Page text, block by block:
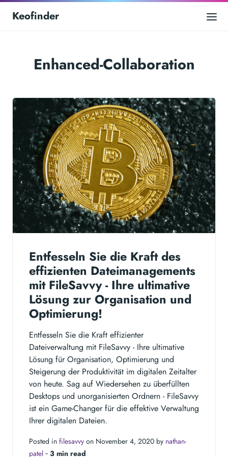
Keofinder
Enhanced-Collaboration
Entfesseln Sie die Kraft des
effizienten Dateimanagements
mit FileSavvy - Ihre ultimative
Lösung zur Organisation und
Optimierung!
Entfesseln Sie die Kraft effizienter
Dateiverwaltung mit FileSavvy - Ihre ultimative
Lösung für Organisation, Optimierung und
Steigerung der Produktivität im digitalen Zeitalter
von heute. Sag auf Wiedersehen zu überfüllten
Desktops und unorganisierten Ordnern - FileSavvy
ist ein Game-Changer für die effektive Verwaltung
Ihrer digitalen Dateien.
Posted in filesavvy on November 4, 2020 by nathan-
patel ‐ 3 min read